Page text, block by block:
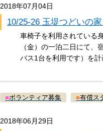
2018年07月04日
10/25-26 玉堤つどいの
車椅子を利用されている
（金）の一泊二日にて
バス1台を利用です）を
■ボランティア募集 ■有償ス
2018年06月29日